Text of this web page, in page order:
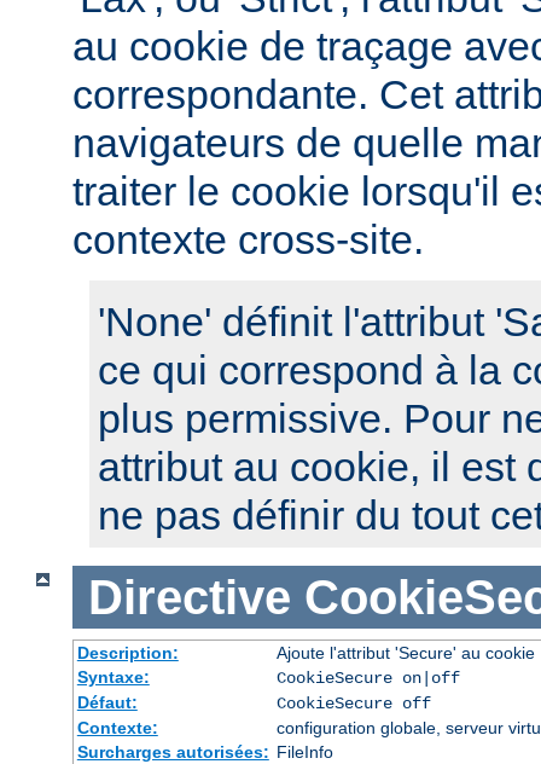
au cookie de traçage
correspondante. Cet
navigateurs de quelle
traiter le cookie lorsqu'il
contexte cross-site.
'None' définit l'attribut
ce qui correspond à la
plus permissive. Pour
attribut au cookie, il est
ne pas définir du tout
Directive
Description:
Ajoute l'attribut 'Secure' au cookie
Syntaxe:
CookieSecure on|off
Défaut:
CookieSecure off
Contexte:
configuration globale, serveur
Surcharges autorisées: FileInfo